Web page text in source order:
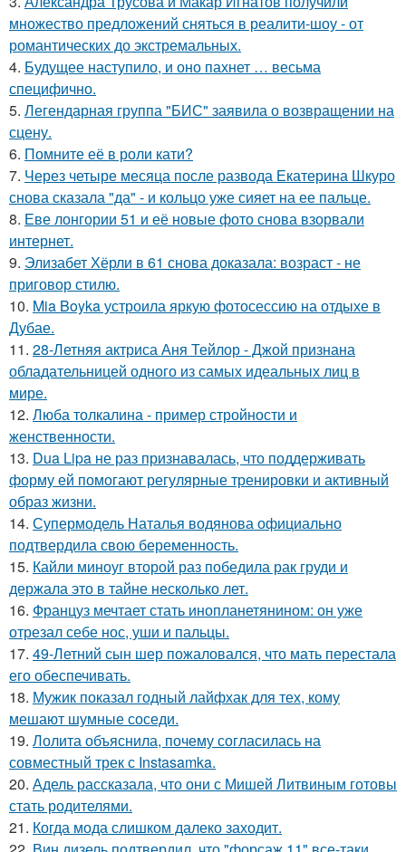
множество предложений сняться в реалити-шоу - от
романтических до экстремальных.
4. Будущее наступило, и оно пахнет … весьма
специфично.
5. Легендарная группа "БИС" заявила о возвращении на
сцену.
6. Помните её в роли кати?
7. Через четыре месяца после развода Екатерина Шкуро
снова сказала "да" - и кольцо уже сияет на ее пальце.
8. Еве лонгории 51 и её новые фото снова взорвали
интернет.
9. Элизабет Хёрли в 61 снова доказала: возраст - не
приговор стилю.
10. Mia Boyka устроила яркую фотосессию на отдыхе в
Дубае.
11. 28-Летняя актриса Аня Тейлор - Джой признана
обладательницей одного из самых идеальных лиц в
мире.
12. Люба толкалина - пример стройности и
женственности.
13. Dua Lipa не раз признавалась, что поддерживать
форму ей помогают регулярные тренировки и активный
образ жизни.
14. Супермодель Наталья водянова официально
подтвердила свою беременность.
15. Кайли миноуг второй раз победила рак груди и
держала это в тайне несколько лет.
16. Француз мечтает стать инопланетянином: он уже
отрезал себе нос, уши и пальцы.
17. 49-Летний сын шер пожаловался, что мать перестала
его обеспечивать.
18. Мужик показал годный лайфхак для тех, кому
мешают шумные соседи.
19. Лолита объяснила, почему согласилась на
совместный трек с Instasamka.
20. Адель рассказала, что они с Мишей Литвиным готовы
стать родителями.
21. Когда мода слишком далеко заходит.